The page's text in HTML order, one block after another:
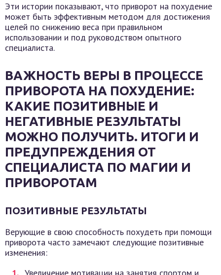
Эти истории показывают, что приворот на похудение
может быть эффективным методом для достижения
целей по снижению веса при правильном
использовании и под руководством опытного
специалиста.
ВАЖНОСТЬ ВЕРЫ В ПРОЦЕССЕ
ПРИВОРОТА НА ПОХУДЕНИЕ:
КАКИЕ ПОЗИТИВНЫЕ И
НЕГАТИВНЫЕ РЕЗУЛЬТАТЫ
МОЖНО ПОЛУЧИТЬ. ИТОГИ И
ПРЕДУПРЕЖДЕНИЯ ОТ
СПЕЦИАЛИСТА ПО МАГИИ И
ПРИВОРОТАМ
ПОЗИТИВНЫЕ РЕЗУЛЬТАТЫ
Верующие в свою способность похудеть при помощи
приворота часто замечают следующие позитивные
изменения: